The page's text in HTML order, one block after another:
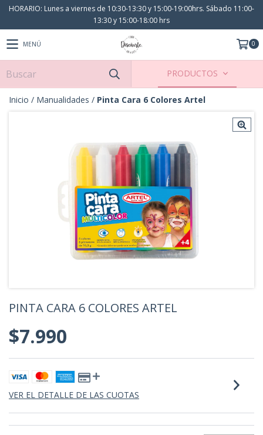
HORARIO: Lunes a viernes de 10:30-13:30 y 15:00-19:00hrs. Sábado 11:00-
13:30 y 15:00-18:00 hrs
MENÚ 0
PRODUCTOS
Inicio / Manualidades / Pinta Cara 6 Colores Artel
PINTA CARA 6 COLORES ARTEL
$7.990
VER EL DETALLE DE LAS CUOTAS